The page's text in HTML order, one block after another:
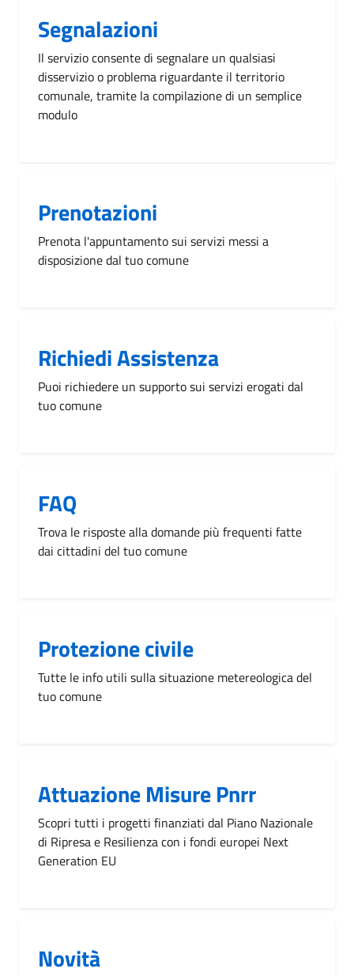
Segnalazioni
Il servizio consente di segnalare un qualsiasi
disservizio o problema riguardante il territorio
comunale, tramite la compilazione di un semplice
modulo
Prenotazioni
Prenota l'appuntamento sui servizi messi a
disposizione dal tuo comune
Richiedi Assistenza
Puoi richiedere un supporto sui servizi erogati dal
tuo comune
FAQ
Trova le risposte alla domande più frequenti fatte
dai cittadini del tuo comune
Protezione civile
Tutte le info utili sulla situazione metereologica del
tuo comune
Attuazione Misure Pnrr
Scopri tutti i progetti finanziati dal Piano Nazionale
di Ripresa e Resilienza con i fondi europei Next
Generation EU
Novità